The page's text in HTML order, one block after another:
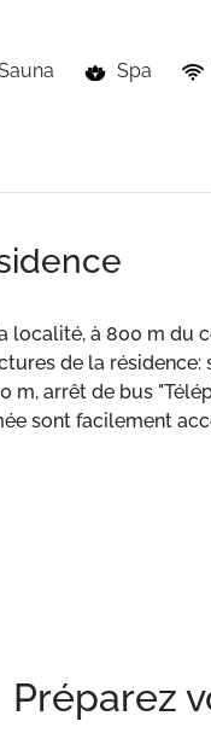
Spa
localité, à 800 m
de la
arrêt de bus
sont facilement
Préparez